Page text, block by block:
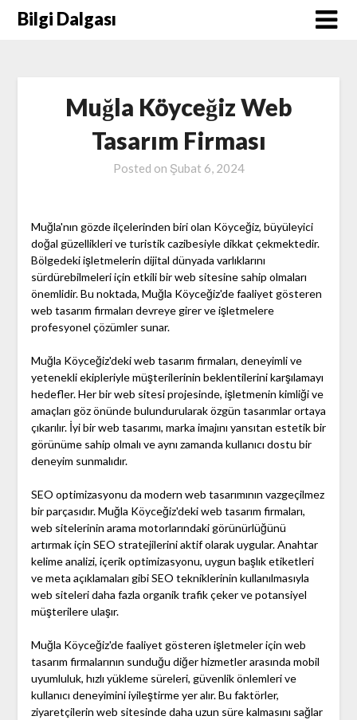
SkipBilgi Dalgası
Muğla Köyceğiz Web
Tasarım Firması
Posted on Şubat 6, 2024
Muğla'nın gözde ilçelerinden biri olan Köyceğiz, büyüleyici
doğal güzellikleri ve turistik cazibesiyle dikkat çekmektedir.
Bölgedeki işletmelerin dijital dünyada varlıklarını
sürdürebilmeleri için etkili bir web sitesine sahip olmaları
önemlidir. Bu noktada, Muğla Köyceğiz'de faaliyet gösteren
web tasarım firmaları devreye girer ve işletmelere
profesyonel çözümler sunar.
Muğla Köyceğiz'deki web tasarım firmaları, deneyimli ve
yetenekli ekipleriyle müşterilerinin beklentilerini karşılamayı
hedefler. Her bir web sitesi projesinde, işletmenin kimliği ve
amaçları göz önünde bulundurularak özgün tasarımlar ortaya
çıkarılır. İyi bir web tasarımı, marka imajını yansıtan estetik bir
görünüme sahip olmalı ve aynı zamanda kullanıcı dostu bir
deneyim sunmalıdır.
SEO optimizasyonu da modern web tasarımının vazgeçilmez
bir parçasıdır. Muğla Köyceğiz'deki web tasarım firmaları,
web sitelerinin arama motorlarındaki görünürlüğünü
artırmak için SEO stratejilerini aktif olarak uygular. Anahtar
kelime analizi, içerik optimizasyonu, uygun başlık etiketleri
ve meta açıklamaları gibi SEO tekniklerinin kullanılmasıyla
web siteleri daha fazla organik trafik çeker ve potansiyel
müşterilere ulaşır.
Muğla Köyceğiz'de faaliyet gösteren işletmeler için web
tasarım firmalarının sunduğu diğer hizmetler arasında mobil
uyumluluk, hızlı yükleme süreleri, güvenlik önlemleri ve
kullanıcı deneyimini iyileştirme yer alır. Bu faktörler,
ziyaretçilerin web sitesinde daha uzun süre kalmasını sağlar